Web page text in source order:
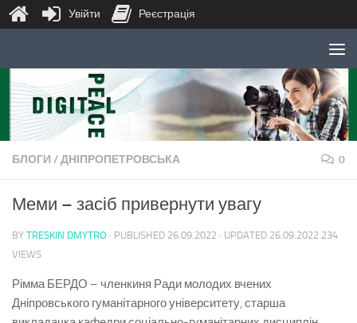
Skip to content
БЛОГИ /ДНІПРОПЕТРОВСЬКА 0
Меми – засіб привернути увагу
BY TRESKIN DMYTRO · PUBLISHED 26.09.2022 · UPDATED 26.09.2022 234
VIEWS
Рімма БЕРДО – членкиня Ради молодих вчених
Дніпровського гуманітарного університету, старша
Увійти Реєстрація